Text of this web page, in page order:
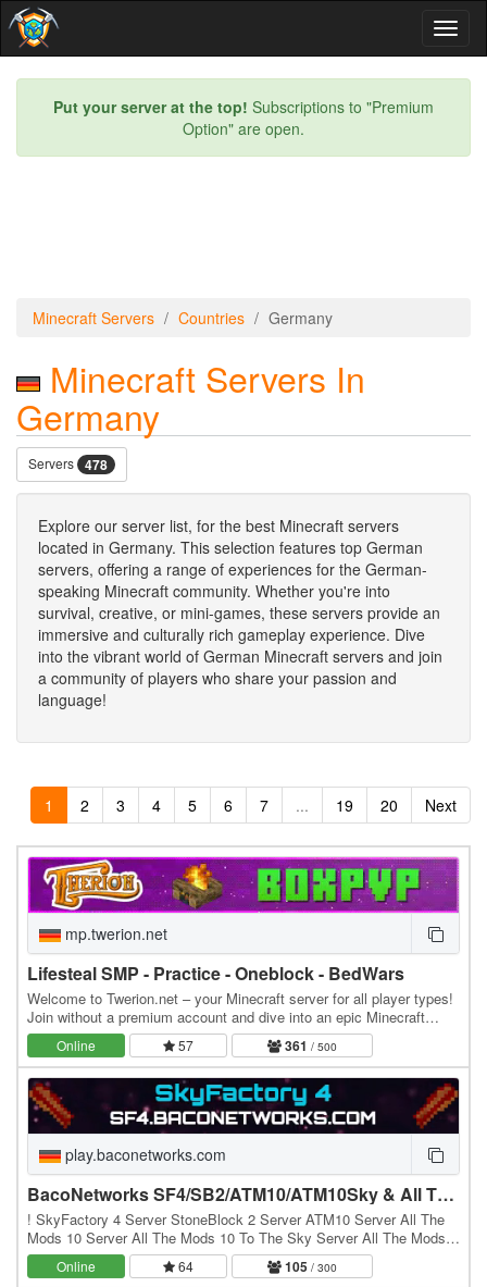
Put your server at the top! Subscriptions to "Premium
Option" are open.
Minecraft Servers Countries Germany
Minecraft Servers In
Germany
Servers 478
Explore our server list, for the best Minecraft servers
located in Germany. This selection features top German
servers, offering a range of experiences for the German-
speaking Minecraft community. Whether you're into
survival, creative, or mini-games, these servers provide an
immersive and culturally rich gameplay experience. Dive
into the vibrant world of German Minecraft servers and join
a community of players who share your passion and
language!
1 2 3 4 5 6 7 ... 19 20 Next
mp.twerion.net
Lifesteal SMP - Practice - Oneblock - BedWars
Welcome to Twerion.net – your Minecraft server for all player types!
Join without a premium account and dive into an epic Minecraft
experience. Supports all versions…
Online 57 361 / 500
play.baconetworks.com
BacoNetworks SF4/SB2/ATM10/ATM10Sky & All The Mons Server
! SkyFactory 4 Server StoneBlock 2 Server ATM10 Server All The
Mods 10 Server All The Mods 10 To The Sky Server All The Mods
10 TTS Server ATM10 TTS Server ATM10 Sky…
Online 64 105 / 300